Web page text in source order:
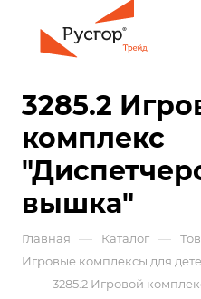
3285.2
комплекс
вышка"
Главная — Каталог —
Игровые комплексы для
— 3285.2 Игровой